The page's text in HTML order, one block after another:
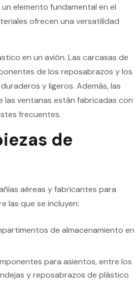
elemento fundamental en el
ofrecen una versatilidad
en un avión. Las carcasas de
de los reposabrazos y los
y ligeros. Además, las
las ventanas están fabricadas con
frecuentes.
de
aéreas y fabricantes para
las que se incluyen:
de almacenamiento en
para asientos, entre los
y reposabrazos de plástico